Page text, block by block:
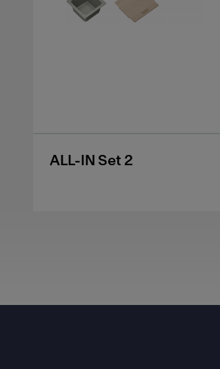
ALL-IN Set 2